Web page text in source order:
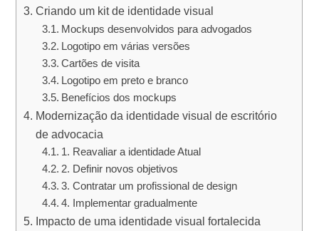
Criando um kit de identidade visual
Mockups desenvolvidos para advogados
Logotipo em várias versões
Cartões de visita
Logotipo em preto e branco
Benefícios dos mockups
Modernização da identidade visual de escritório
de advocacia
1. Reavaliar a identidade Atual
2. Definir novos objetivos
3. Contratar um profissional de design
4. Implementar gradualmente
Impacto de uma identidade visual fortalecida